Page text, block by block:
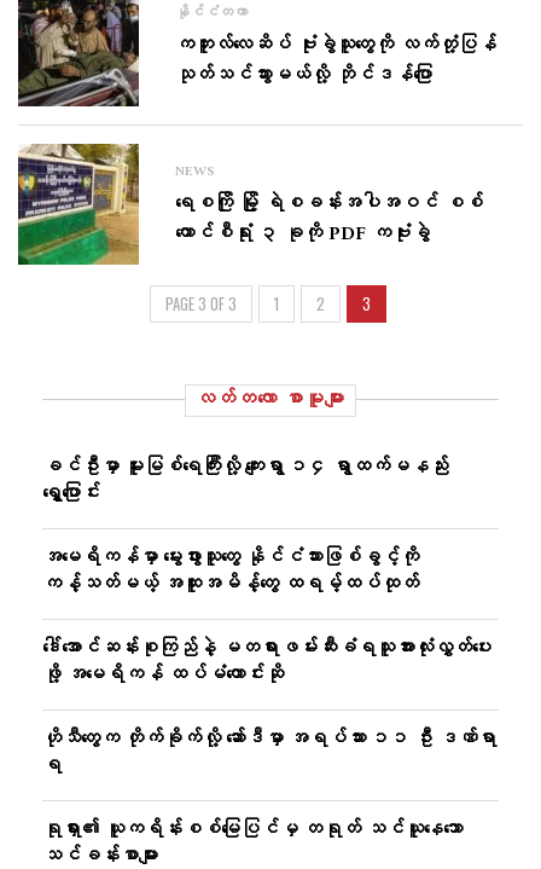
နိုင်ငံတကာ
ကဘူးလ်လေဆိပ် ဗုံးခွဲသူတွေကို လက်တုံ့ပြန်
သုတ်သင်သွားမယ်လို့ ဘိုင်ဒန်ပြော
NEWS
ရေစကြို မြို့ ရဲစခန်းအပါအဝင် စစ်​
ကောင်စီရုံး ၃ ခုကို PDF ကဗုံးခွဲ
PAGE 3 OF 3 1 2 3
လတ်တ‌လော စာမူများ
ခင်ဦးမှာ မူးမြစ်ရေကြီးလို့ ကျေးရွာ ၁၄ ရွာထက်မနည်း
ရွှေ့ပြောင်း
အမေရိကန်မှာ မွေးဖွားသူတွေ နိုင်ငံသားဖြစ်ခွင့်ကို
ကန့်သတ်မယ့် အထူးအမိန့်တွေ ထရမ့်ထပ်ထုတ်
ဒေါ်အောင်ဆန်းစုကြည်နဲ့ မတရားဖမ်းဆီးခံရသူအားလုံးလွှတ်ပေး
ဖို့ အမေရိကန် ထပ်မံတောင်းဆို
ဟိုသီတွေက တိုက်ခိုက်လို့ ဆော်ဒီမှာ အရပ်သား ၁၁ ဦး ဒဏ်ရာ
ရ
ရုရှား၏ ယူကရိန်းစစ်မြေပြင်မှ တရုတ် သင်ယူနေသော
သင်ခန်းစာများ